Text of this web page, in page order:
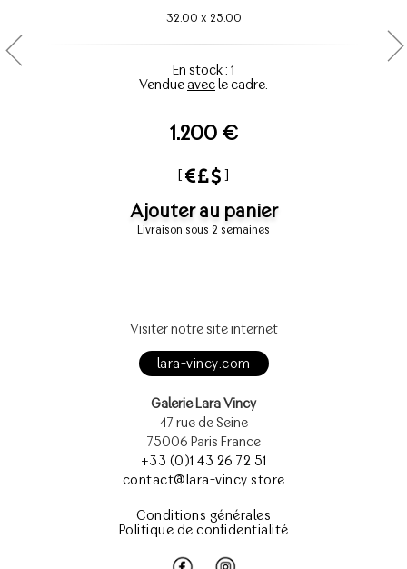
32.00 x 25.00
En stock : 1
Vendueavecle cadre.
1.200 €
[ ]
Ajouter au panier
Livraison sous 2 semaines
Visiter notre site internet
lara-vincy.com
Galerie Lara Vincy
47 rue de Seine
75006 Paris France
+33 (0)1 43 26 72 51
contact@lara-vincy.store
Conditions générales
Politique de confidentialité